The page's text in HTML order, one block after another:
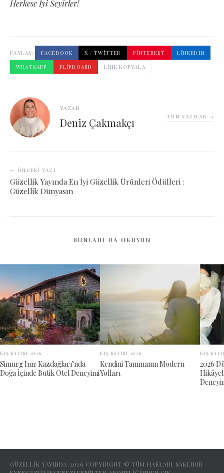
Herkese İyi Seyirler!
PAYLAŞ: FACEBOOK X / TWITTER PINTEREST
LINKEDIN
WHATSAPP
FLIPBOARD LINK KOPYALA
YAZAN
Deniz Çakmakçı TÜM YAZILAR →
← ÖNCEKI YAZI
Güzellik Yayında En İyi Güzellik Ürünleri Ödülleri :
Güzellik Dünyasın
BUNLARI DA OKUYUN
KIŞ SAYISI 2026
Simurg Inn: Kazdağları’nda
Doğa İçinde Butik Otel Deneyimi
KIŞ SAYISI 2026
Kendini Tanımanın Modern
Yolları
KIŞ
2026
GÜZELLİK YAYINDA 2026 COPYRIGHT © TÜM HAKLARI SAKLIDIR